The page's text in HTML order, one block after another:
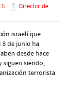
Director de
israelí que
de junio ha
desde hace
siguen siendo,
terrorista